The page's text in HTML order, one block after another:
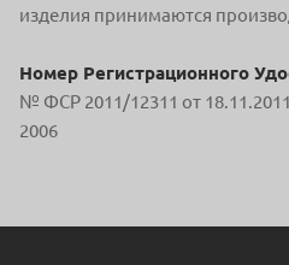
изделия принимаются
Номер Регистрационного
№ ФСР 2011/12311 от 18.11.2011
2006